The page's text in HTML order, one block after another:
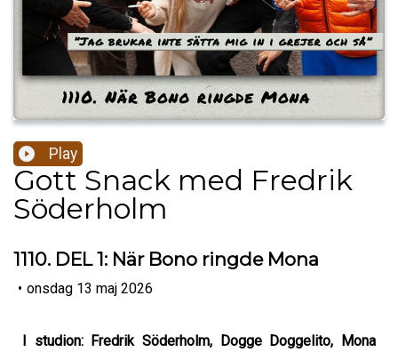
Play
Gott Snack med Fredrik
Söderholm
1110. DEL 1: När Bono ringde Mona
• onsdag 13 maj 2026
I studion: Fredrik Söderholm, Dogge Doggelito, Mona